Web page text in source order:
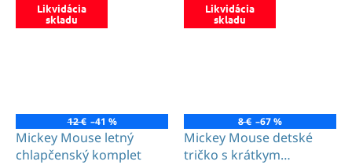
Likvidácia
skladu
12 € –41 %
Mickey Mouse letný
chlapčenský komplet
Likvidácia
skladu
8 € –67 %
Mickey Mouse detské
tričko s krátkym